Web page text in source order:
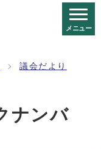
メニュー
議会だより
ナンバ